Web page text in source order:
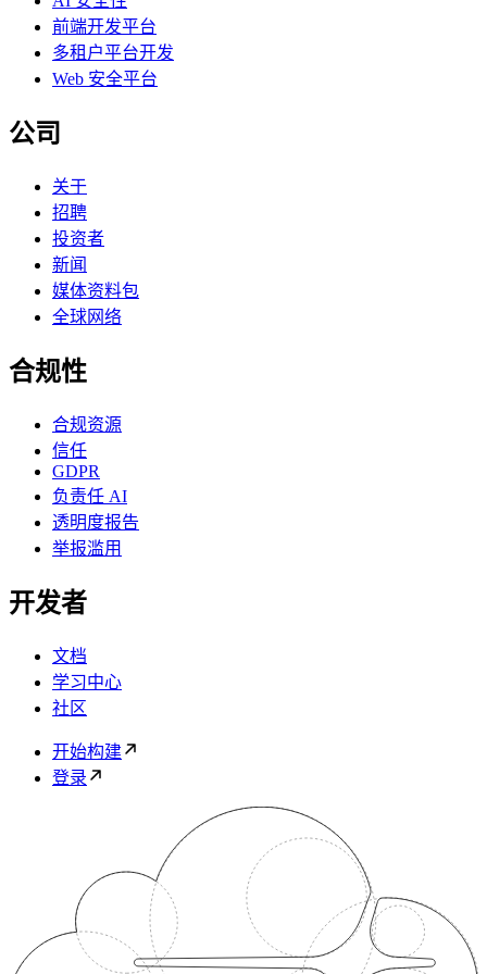
前端开发平台
多租户平台开发
Web 安全平台
公司
关于
招聘
投资者
新闻
媒体资料包
全球网络
合规性
合规资源
信任
GDPR
负责任 AI
透明度报告
举报滥用
开发者
文档
学习中心
社区
开始构建
登录